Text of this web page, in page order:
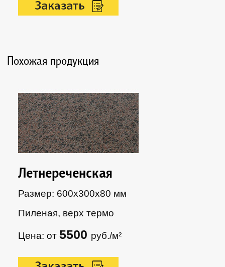
Похожая продукция
Летнереченская
Размер: 600х300х80 мм
Пиленая, верх термо
Цена: от5500 руб./м²